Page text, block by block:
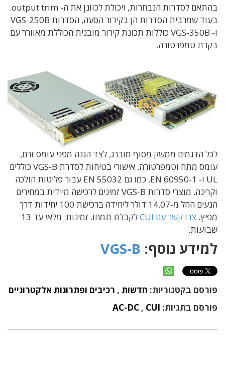
בהתאם לסדרות הנבחרות, ויכולת לכוונן את ה- output trim.
בעוד שמרבית הסדרות הן בקירור הסעה, הסדרות VGS-250B
ו- VGS-350B כוללות תכונת קירור מובנית הכוללת מאוורר עם
בקרת טמפרטורה.
לכל הדגמים ממשק מסוף מוברג, לצד הגנה מפני עומס זרם,
עומס מתח וטמפרטורה. אישורי בטיחות לסדרת VGS-B כוללים
UL ו- EN 60950-1, כמו גם EN 55032 עבור פליטות הולכה
וקרינה. מוצרי סדרות VGS-B זמינים לרכישה מיידית במחירים
הנעים החל מ-14.07 דולר ליחידה ברכישת 100 יחידות דרך
מפיץ. צרו קשר עם CUI
לקבלת תמחו. זמינות: מלאי עד 13
שבועות.
למידע נוסף: VGS-B
פורסם בקטגוריות: חדשות , רכיבים ופתרונות אלקטרוניים
פורסם בתגיות:
AC-DC , CUI